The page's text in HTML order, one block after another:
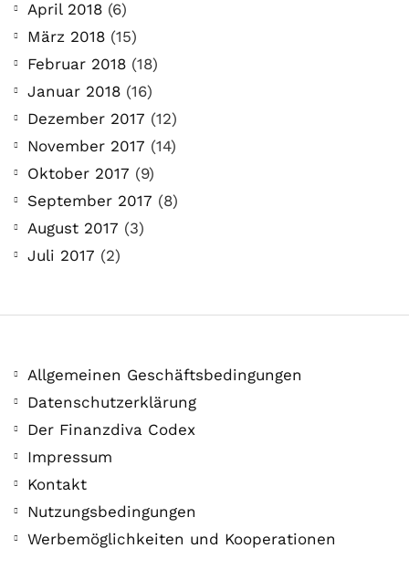
April 2018 (6)
März 2018 (15)
Februar 2018 (18)
Januar 2018 (16)
Dezember 2017 (12)
November 2017 (14)
Oktober 2017 (9)
September 2017 (8)
August 2017 (3)
Juli 2017 (2)
Allgemeinen Geschäftsbedingungen
Datenschutzerklärung
Der Finanzdiva Codex
Impressum
Kontakt
Nutzungsbedingungen
Werbemöglichkeiten und Kooperationen